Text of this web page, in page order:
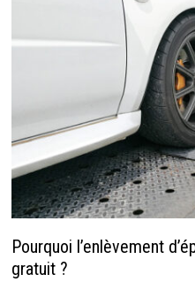
Pourquoi l’enlèvement
gratuit ?